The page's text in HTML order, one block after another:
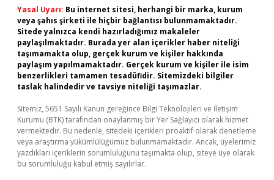
Yasal Uyarı: Bu internet sitesi, herhangi bir marka, kurum
veya şahıs şirketi ile hiçbir bağlantısı bulunmamaktadır.
Sitede yalnızca kendi hazırladığımız makaleler
paylaşılmaktadır. Burada yer alan içerikler haber niteliği
taşımamakta olup, gerçek kurum ve kişiler hakkında
paylaşım yapılmamaktadır. Gerçek kurum ve kişiler ile isim
benzerlikleri tamamen tesadüfidir. Sitemizdeki bilgiler
taslak halindedir ve tavsiye niteliği taşımazlar.
Sitemiz, 5651 Sayılı Kanun gereğince Bilgi Teknolojileri ve İletişim
Kurumu (BTK) tarafından onaylanmış bir Yer Sağlayıcı olarak hizmet
vermektedir. Bu nedenle, sitedeki içerikleri proaktif olarak denetleme
veya araştırma yükümlülüğümüz bulunmamaktadır. Ancak, üyelerimiz
yazdıkları içeriklerin sorumluluğunu taşımakta olup, siteye üye olarak
bu sorumluluğu kabul etmiş sayılırlar.